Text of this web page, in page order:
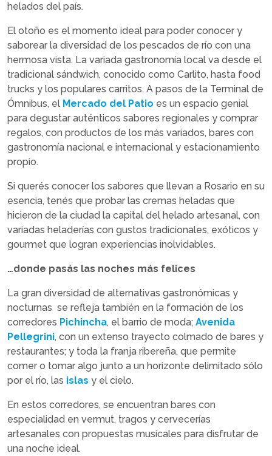
helados del país.
El otoño es el momento ideal para poder conocer y
saborear la diversidad de los pescados de río con una
hermosa vista. La variada gastronomía local va desde el
tradicional sándwich, conocido como Carlito, hasta food
trucks y los populares carritos. A pasos de la Terminal de
Ómnibus, el Mercado del Patio es un espacio genial
para degustar auténticos sabores regionales y comprar
regalos, con productos de los más variados, bares con
gastronomía nacional e internacional y estacionamiento
propio.
Si querés conocer los sabores que llevan a Rosario en su
esencia, tenés que probar las cremas heladas que
hicieron de la ciudad la capital del helado artesanal, con
variadas heladerías con gustos tradicionales, exóticos y
gourmet que logran experiencias inolvidables.
…donde pasás las noches más felices
La gran diversidad de alternativas gastronómicas y
nocturnas se refleja también en la formación de los
corredores Pichincha, el barrio de moda; Avenida
Pellegrini, con un extenso trayecto colmado de bares y
restaurantes; y toda la franja ribereña, que permite
comer o tomar algo junto a un horizonte delimitado sólo
por el río, las islas y el cielo.
En estos corredores, se encuentran bares con
especialidad en vermut, tragos y cervecerías
artesanales con propuestas musicales para disfrutar de
una noche ideal.